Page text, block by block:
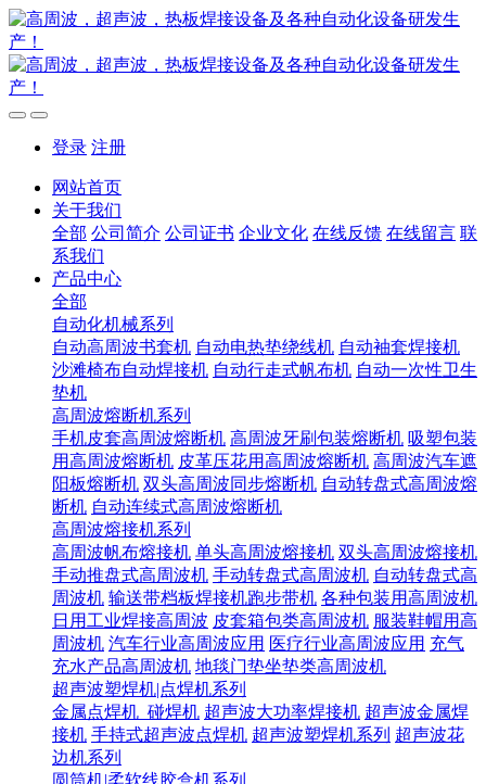
登录 注册
网站首页
关于我们
全部 公司简介 公司证书 企业文化 在线反馈 在线留言 联
系我们
产品中心
全部
自动化机械系列
自动高周波书套机 自动电热垫绕线机 自动袖套焊接机
沙滩椅布自动焊接机 自动行走式帆布机 自动一次性卫生
垫机
高周波熔断机系列
手机皮套高周波熔断机 高周波牙刷包装熔断机 吸塑包装
用高周波熔断机 皮革压花用高周波熔断机 高周波汽车遮
阳板熔断机 双头高周波同步熔断机 自动转盘式高周波熔
断机 自动连续式高周波熔断机
高周波熔接机系列
高周波帆布熔接机 单头高周波熔接机 双头高周波熔接机
手动推盘式高周波机 手动转盘式高周波机 自动转盘式高
周波机 输送带档板焊接机跑步带机 各种包装用高周波机
日用工业焊接高周波 皮套箱包类高周波机 服装鞋帽用高
周波机 汽车行业高周波应用 医疗行业高周波应用 充气
充水产品高周波机 地毯门垫坐垫类高周波机
超声波塑焊机|点焊机系列
金属点焊机_碰焊机 超声波大功率焊接机 超声波金属焊
接机 手持式超声波点焊机 超声波塑焊机系列 超声波花
边机系列
圆筒机|柔软线胶盒机系列